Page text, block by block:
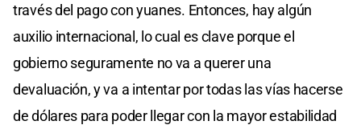
través del pago con yuanes. Entonces, hay algún
auxilio internacional, lo cual es clave porque el
gobierno seguramente no va a querer una
devaluación, y va a intentar por todas las vías hacerse
de dólares para poder llegar con la mayor estabilidad